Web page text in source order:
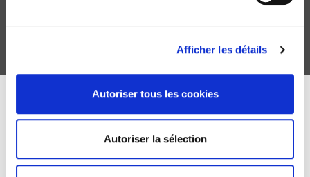
Afficher les détails
Autoriser tous les cookies
Autoriser la sélection
DISCOVER OUR JOURNALS
Subscribe today